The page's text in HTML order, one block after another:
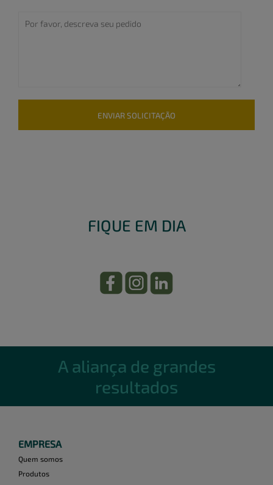
FIQUE EM DIA
A aliança de grandes
resultados
EMPRESA
Quem somos
Produtos